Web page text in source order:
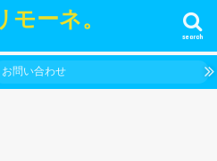
search
お問い合わせ